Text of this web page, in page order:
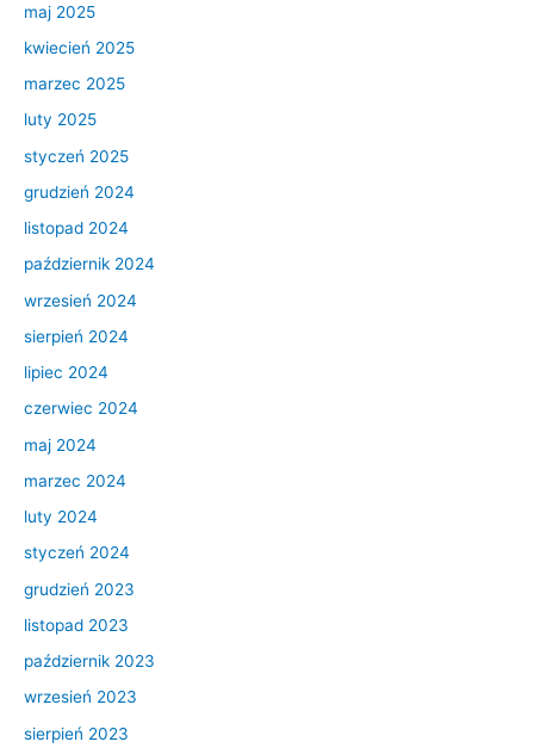
maj 2025
kwiecień 2025
marzec 2025
luty 2025
styczeń 2025
grudzień 2024
listopad 2024
październik 2024
wrzesień 2024
sierpień 2024
lipiec 2024
czerwiec 2024
maj 2024
marzec 2024
luty 2024
styczeń 2024
grudzień 2023
listopad 2023
październik 2023
wrzesień 2023
sierpień 2023